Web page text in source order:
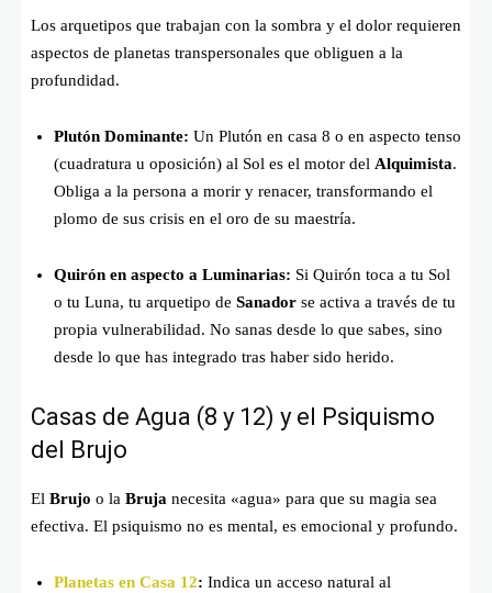
Los arquetipos que trabajan con la sombra y el dolor requieren
aspectos de planetas transpersonales que obliguen a la
profundidad.
Plutón Dominante: Un Plutón en casa 8 o en aspecto tenso
(cuadratura u oposición) al Sol es el motor del Alquimista.
Obliga a la persona a morir y renacer, transformando el
plomo de sus crisis en el oro de su maestría.
Quirón en aspecto a Luminarias: Si Quirón toca a tu Sol
o tu Luna, tu arquetipo de Sanador se activa a través de tu
propia vulnerabilidad. No sanas desde lo que sabes, sino
desde lo que has integrado tras haber sido herido.
Casas de Agua (8 y 12) y el Psiquismo
del Brujo
El Brujo o la Bruja necesita «agua» para que su magia sea
efectiva. El psiquismo no es mental, es emocional y profundo.
Planetas en Casa 12: Indica un acceso natural al